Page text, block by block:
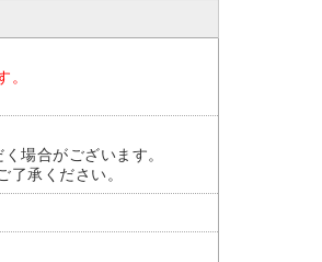
。
場合がございます。
承ください。